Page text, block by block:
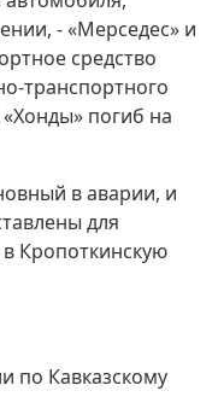
- «Мерседес» и
средство
транспортного
погиб на
в аварии, и
для
Кропоткинскую
по Кавказскому